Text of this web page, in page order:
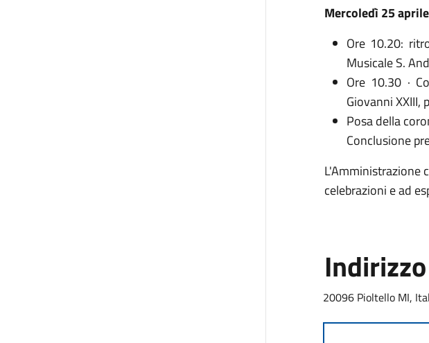
Mercoledì 25
Ore 10.20:
Musicale S.
Ore 10.30 ·
Giovanni XXIII,
Posa della
Conclusione
L'Amministrazione
celebrazioni e ad
Indirizzo
20096 Pioltello MI,